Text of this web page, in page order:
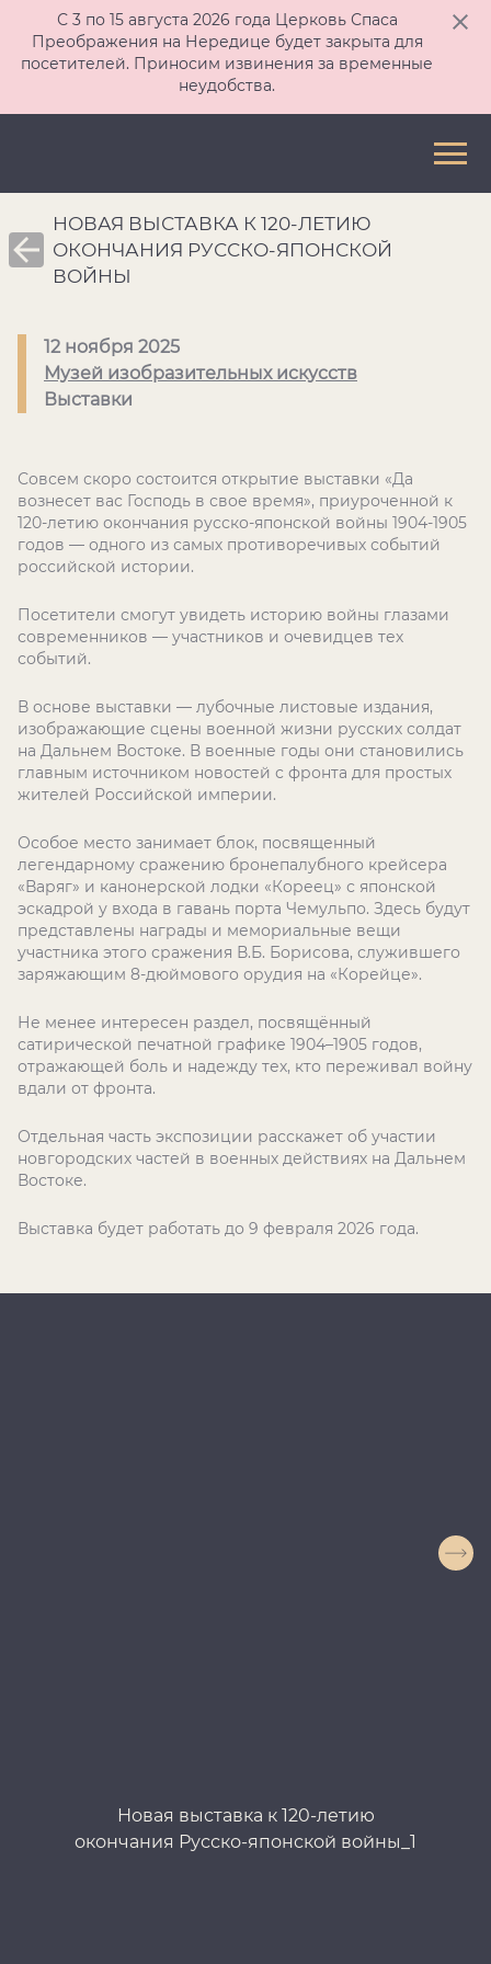
С 3 по 15 августа 2026 года Церковь Спаса
Преображения на Нередице будет закрыта для
посетителей. Приносим извинения за временные
неудобства.
НОВАЯ ВЫСТАВКА К 120-ЛЕТИЮ
ОКОНЧАНИЯ РУССКО-ЯПОНСКОЙ
ВОЙНЫ
12 ноября 2025
Музей изобразительных искусств
Выставки
Совсем скоро состоится открытие выставки «Да
вознесет вас Господь в свое время», приуроченной к
120-летию окончания русско-японской войны 1904-1905
годов — одного из самых противоречивых событий
российской истории.
Посетители смогут увидеть историю войны глазами
современников — участников и очевидцев тех
событий.
В основе выставки — лубочные листовые издания,
изображающие сцены военной жизни русских солдат
на Дальнем Востоке. В военные годы они становились
главным источником новостей с фронта для простых
жителей Российской империи.
Особое место занимает блок, посвященный
легендарному сражению бронепалубного крейсера
«Варяг» и канонерской лодки «Кореец» с японской
эскадрой у входа в гавань порта Чемульпо. Здесь будут
представлены награды и мемориальные вещи
участника этого сражения В.Б. Борисова, служившего
заряжающим 8-дюймового орудия на «Корейце».
Не менее интересен раздел, посвящённый
сатирической печатной графике 1904–1905 годов,
отражающей боль и надежду тех, кто переживал войну
вдали от фронта.
Отдельная часть экспозиции расскажет об участии
новгородских частей в военных действиях на Дальнем
Востоке.
Выставка будет работать до 9 февраля 2026 года.
Новая выставка к 120-летию
окончания Русско-японской войны_1